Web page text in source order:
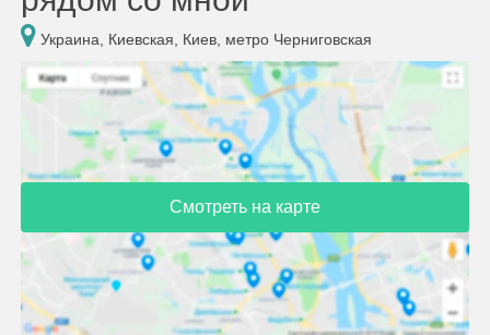
Украина, Киевская, Киев, метро Черниговская
Смотреть на карте